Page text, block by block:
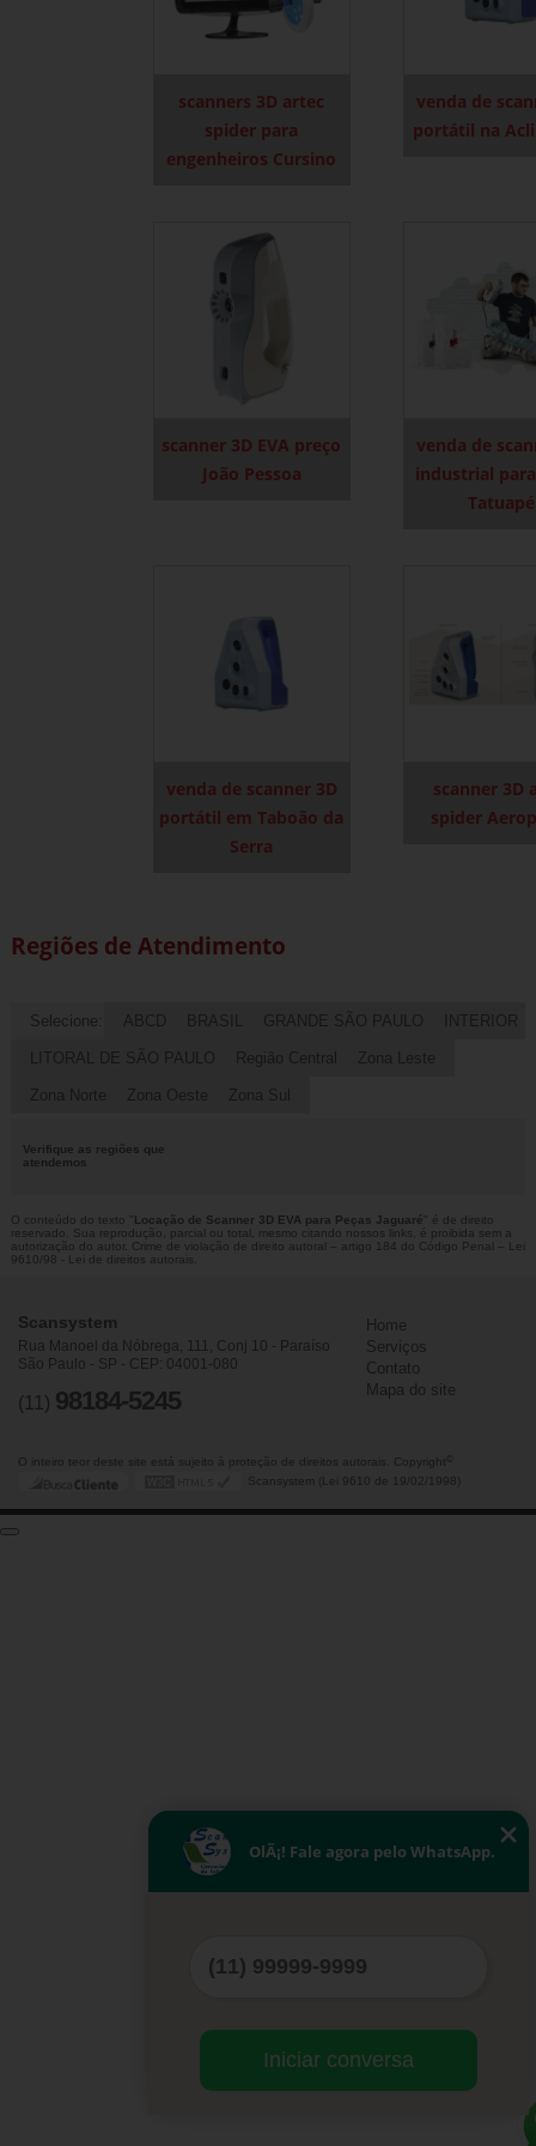
scanners 3D artec
spider para
engenheiros Cursino
venda de
portátil na
scanner 3D EVA preço
João Pessoa
venda de
industrial
Tatuapé
venda de scanner 3D
portátil em Taboão da
Serra
scanner 3D
spider
Regiões de Atendimento
Selecione: ABCD BRASIL GRANDE SÃO PAULO INTERIOR
LITORAL DE SÃO PAULO Região Central Zona Leste
Zona Norte Zona Oeste Zona Sul
Verifique as regiões que
atendemos
O conteúdo do texto " Locação de Scanner 3D EVA para Peças Jaguaré " é de direito
reservado. Sua reprodução, parcial ou total, mesmo citando nossos links, é proibida sem a
autorização do autor. Crime de violação de direito autoral – artigo 184 do Código Penal –
Lei
9610/98 - Lei de direitos autorais .
Scansystem
Rua Manoel da Nóbrega, 111, Conj 10 - Paraíso
São Paulo - SP - CEP: 04001-080
(11) 98184-5245
Home
Serviços
Contato
Mapa do site
O inteiro teor deste site está sujeito à proteção de direitos autorais. Copyright
Scansystem (Lei 9610 de 19/02/1998)
OlÃ¡! Fale agora pelo WhatsApp.
Iniciar conversa